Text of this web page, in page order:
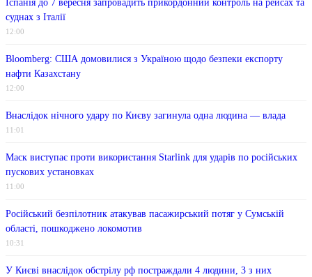
Іспанія до 7 вересня запровадить прикордонний контроль на рейсах та
суднах з Італії
12:00
Bloomberg: США домовилися з Україною щодо безпеки експорту
нафти Казахстану
12:00
Внаслідок нічного удару по Києву загинула одна людина — влада
11:01
Маск виступає проти використання Starlink для ударів по російських
пускових установках
11:00
Російський безпілотник атакував пасажирський потяг у Сумській
області, пошкоджено локомотив
10:31
У Києві внаслідок обстрілу рф постраждали 4 людини, 3 з них